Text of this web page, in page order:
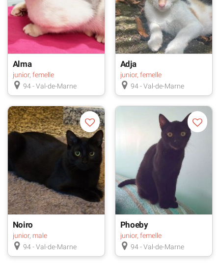
Alma
junior, femelle
94 - Val-de-Marne
Adja
junior, femelle
94 - Val-de-Marne
Noiro
junior, male
94 - Val-de-Marne
Phoeby
junior, femelle
94 - Val-de-Marne